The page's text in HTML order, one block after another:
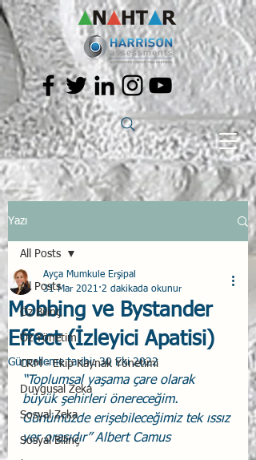
Yazı
All Posts
Öz Bilinç
Öz Yönetim
CRM - Ekip Kaynak Yönetimi
Duygusal Zeka
Sosyal Zeka
Sosyal Bilinç
All Posts
Mobbing ve Bystander
Effect (İzleyici Apatisi)
Ayça Mumkule Erşipal
31 Mar 2021 2 dakikada okunur
Güncelleme tarihi:30 Eki 2022
“Toplumsal yaşama çare olarak
büyük şehirleri önereceğim.
Günümüzde erişebileceğimiz tek ıssız
yer orasıdır” Albert Camus